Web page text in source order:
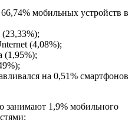
мобильных устройств в
(23,33%);
(4,08%);
(1,95%);
на 0,51% смартфонов
занимают 1,9% мобильного